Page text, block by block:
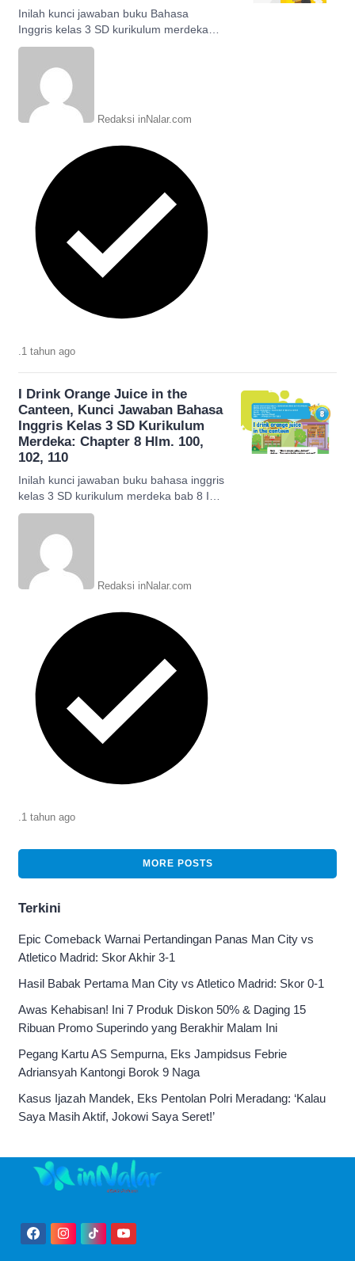
Inilah kunci jawaban buku Bahasa
Inggris kelas 3 SD kurikulum merdeka
chapter 9 My Classroom is Clean
Redaksi inNalar.com
1 tahun ago
I Drink Orange Juice in the
Canteen, Kunci Jawaban Bahasa
Inggris Kelas 3 SD Kurikulum
Merdeka: Chapter 8 Hlm. 100,
102, 110
Inilah kunci jawaban buku bahasa inggris
kelas 3 SD kurikulum merdeka bab 8 I
Drink Orange Juice in the Canteen
Redaksi inNalar.com
1 tahun ago
MORE POSTS
Terkini
Epic Comeback Warnai Pertandingan Panas Man City vs
Atletico Madrid: Skor Akhir 3-1
Hasil Babak Pertama Man City vs Atletico Madrid: Skor 0-1
Awas Kehabisan! Ini 7 Produk Diskon 50% & Daging 15
Ribuan Promo Superindo yang Berakhir Malam Ini
Pegang Kartu AS Sempurna, Eks Jampidsus Febrie
Adriansyah Kantongi Borok 9 Naga
Kasus Ijazah Mandek, Eks Pentolan Polri Meradang: ‘Kalau
Saya Masih Aktif, Jokowi Saya Seret!’